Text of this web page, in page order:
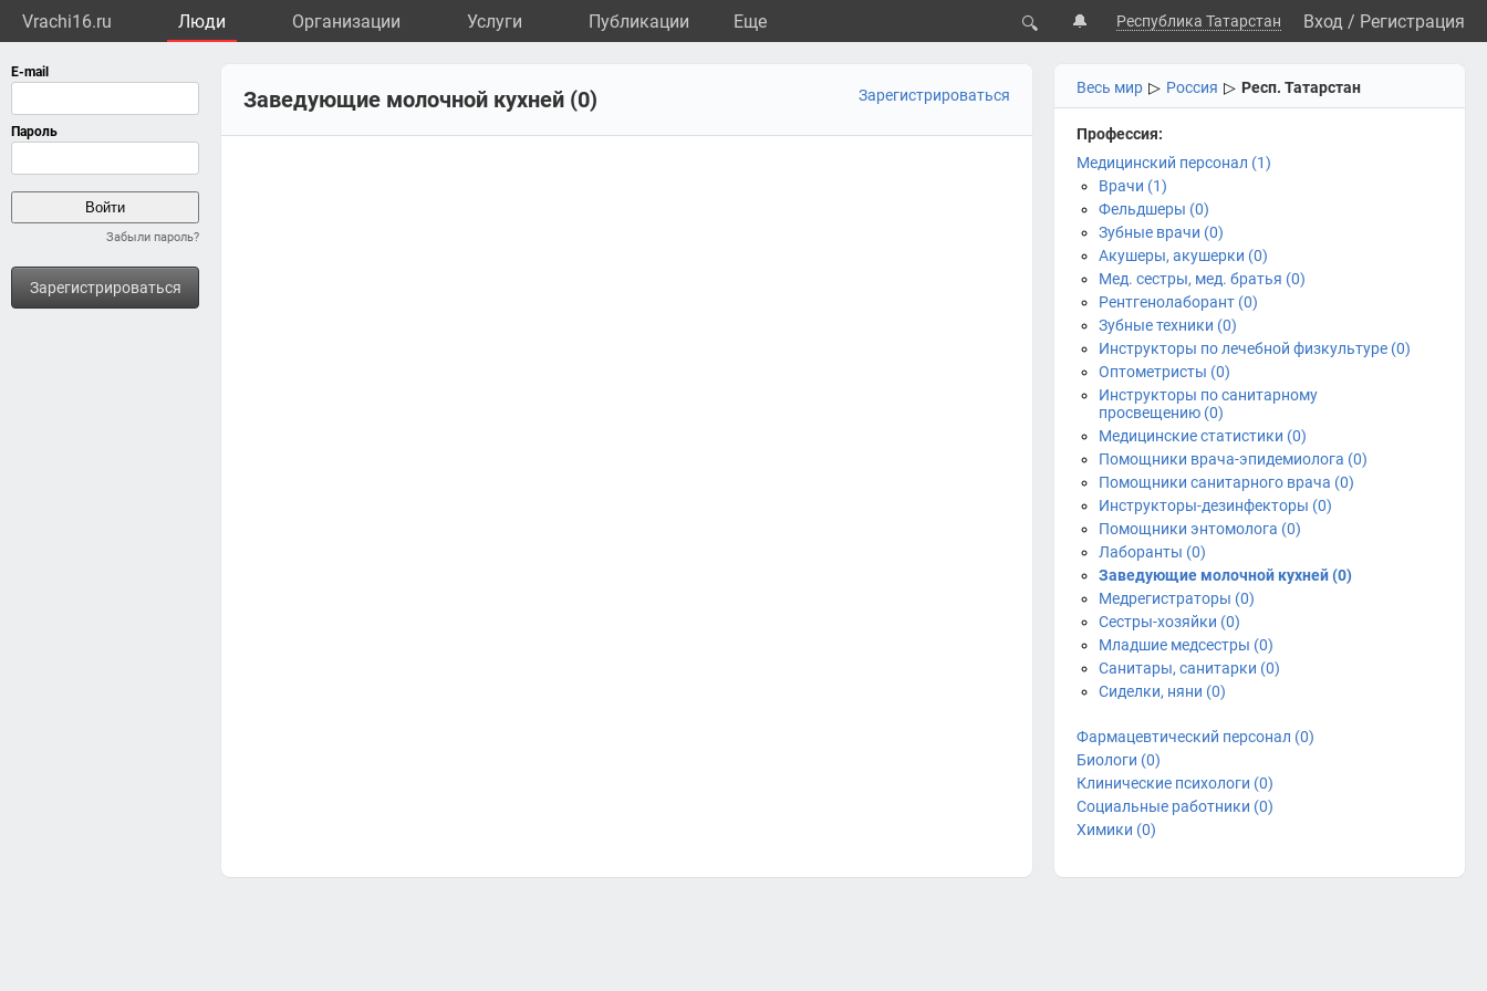
Vrachi16.ru Люди Организации Услуги Публикации Eще 🔍 🔔 Республика Татарстан Вход / Регистрация
Забыли пароль?
Зарегистрироваться
Весь мир ▷ Россия ▷ Респ. Татарстан
Профессия:
Медицинский персонал (1)
Врачи (1)
Фельдшеры (0)
Зубные врачи (0)
Акушеры, акушерки (0)
Мед. сестры, мед. братья (0)
Рентгенолаборант (0)
Зубные техники (0)
Инструкторы по лечебной физкультуре (0)
Оптометристы (0)
Инструкторы по санитарному
просвещению (0)
Медицинские статистики (0)
Помощники врача-эпидемиолога (0)
Помощники санитарного врача (0)
Инструкторы-дезинфекторы (0)
Помощники энтомолога (0)
Лаборанты (0)
Заведующие молочной кухней (0)
Медрегистраторы (0)
Сестры-хозяйки (0)
Младшие медсестры (0)
Санитары, санитарки (0)
Сиделки, няни (0)
Фармацевтический персонал (0)
Биологи (0)
Клинические психологи (0)
Социальные работники (0)
Химики (0)
Заведующие молочной кухней (0) Зарегистрироваться